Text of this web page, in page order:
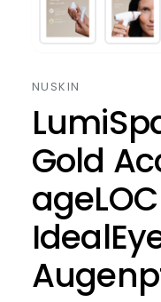
NUSKIN
Gold